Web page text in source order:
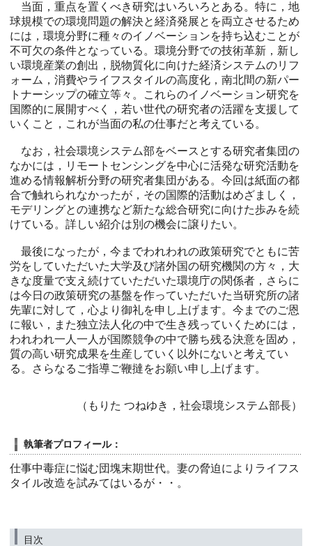
当面，重点を置くべき研究はいろいろとある。特に，地
球規模での環境問題の解決と経済発展とを両立させるため
には，環境分野に種々のイノベーションを持ち込むことが
不可欠の条件となっている。環境分野での技術革新，新し
い環境産業の創出，脱物質化に向けた経済システムのリフ
ォーム，消費やライフスタイルの高度化，南北間の新パー
トナーシップの確立等々。これらのイノベーション研究を
国際的に展開すべく，若い世代の研究者の活躍を支援して
いくこと，これが当面の私の仕事だと考えている。
なお，社会環境システム部をベースとする研究者集団の
なかには，リモートセンシングを中心に活発な研究活動を
進める情報解析分野の研究者集団がある。今回は紙面の都
合で触れられなかったが，その国際的活動はめざましく，
モデリングとの連携など新たな総合研究に向けた歩みを続
けている。詳しい紹介は別の機会に譲りたい。
最後になったが，今までわれわれの政策研究でともに苦
労をしていただいた大学及び諸外国の研究機関の方々，大
きな度量で支え続けていただいた環境庁の関係者，さらに
は今日の政策研究の基盤を作っていただいた当研究所の諸
先輩に対して，心より御礼を申し上げます。今までのご恩
に報い，また独立法人化の中で生き残っていくためには，
われわれ一人一人が国際競争の中で勝ち残る決意を固め，
質の高い研究成果を生産していく以外にないと考えてい
る。さらなるご指導ご鞭撻をお願い申し上げます。
（もりた つねゆき，社会環境システム部長）
執筆者プロフィール：
仕事中毒症に悩む団塊末期世代。妻の脅迫によりライフス
タイル改造を試みてはいるが・・。
目次